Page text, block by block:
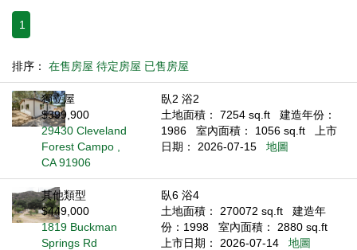
1
排序： 在售房屋 待定房屋 已售房屋
獨立屋
$399,900
29430 Cleveland
Forest Campo ,
CA 91906
臥2 浴2
土地面積： 7254 sq.ft
建造年份：
1986
室內面積： 1056 sq.ft
上市
日期： 2026-07-15
地圖
其他類型
$449,000
1819 Buckman
Springs Rd
臥6 浴4
土地面積： 270072 sq.ft
建造年
份：1998
室內面積： 2880 sq.ft
上市日期： 2026-07-14
地圖